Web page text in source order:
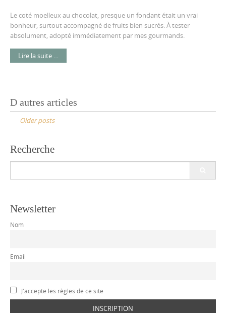
Le coté moelleux au chocolat, presque un fondant était un vrai
bonheur, surtout accompagné de fruits bien sucrés. À tester
absolument, adopté immédiatement par mes gourmands.
Lire la suite …
Posts
navigation
D autres articles
Older posts
Recherche
Newsletter
Nom
Email
J'accepte les règles de ce site